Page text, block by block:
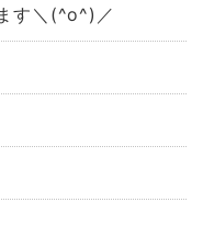
す＼(^o^)／